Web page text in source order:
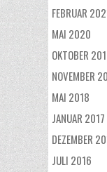
FEBRUAR
MAI 2020
OKTOBER
NOVEMBER
MAI 2018
JANUAR 2017
DEZEMBER
JULI 2016